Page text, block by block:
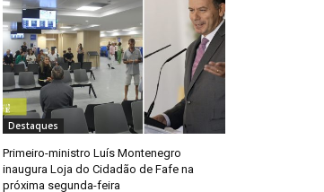
Destaques
Primeiro-ministro Luís Montenegro
inaugura Loja do Cidadão de Fafe na
próxima segunda-feira